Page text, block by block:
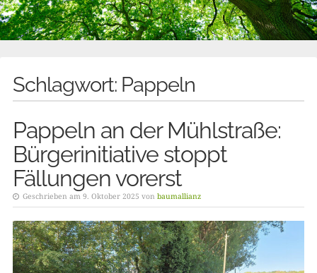
Schlagwort: Pappeln
Pappeln an der Mühlstraße:
Bürgerinitiative stoppt
Fällungen vorerst
Geschrieben am 9. Oktober 2025 von baumallianz